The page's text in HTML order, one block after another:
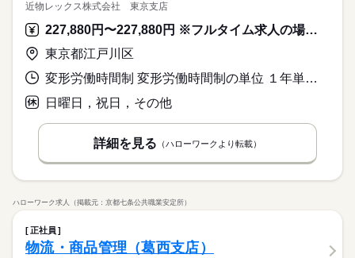
近物レックス株式会社 東京支店
227,880円〜227,880円 ※フルタイム求人の場合は月額（換算額）、パート求人の場合は時間額を表示しています。
東京都江戸川区
変形労働時間制 変形労働時間制の単位 １年単位 就業時間１ 21時00分〜6時00分 又は 23時00分〜8時00分の時間の間の8時間程度 就業時間に関する特記事項 ＊年間変形労働時間制
日曜日，祝日，その他
詳細を見る （ハローワークより転載）
ハローワーク求人（掲載元：京都七条公共職業安定所）
正社員
物流・商品管理（葛西支店）